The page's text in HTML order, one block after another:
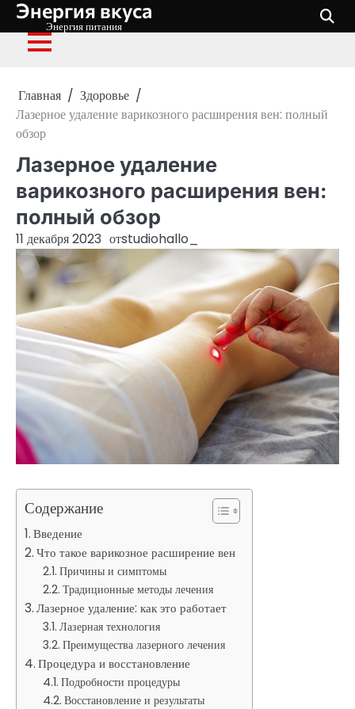
Перейти
содержимому
Энергия вкуса
Энергия питания
Главная
Здоровье
Лазерное удаление варикозного расширения вен: полный
обзор
Лазерное удаление
варикозного расширения вен:
полный обзор
11 декабря 2023 отstudiohallo_
Содержание
Введение
Что такое варикозное расширение вен
Причины и симптомы
Традиционные методы лечения
Лазерное удаление: как это работает
Лазерная технология
Преимущества лазерного лечения
Процедура и восстановление
Подробности процедуры
Восстановление и результаты